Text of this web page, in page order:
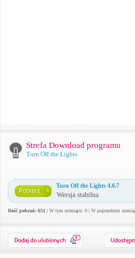
Strefa Download programu
Turn Off the Lights
Turn Off the Lights 4.6.7
Wersja stabilna
Ilość pobrań: 651 | W tym miesiącu: 0 | W poprzednim
0